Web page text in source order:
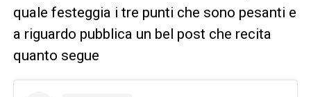
quale festeggia i tre punti che sono pesanti e
a riguardo pubblica un bel post che recita
quanto segue